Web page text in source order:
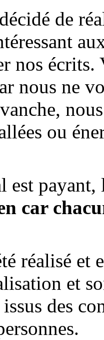
de
nos écrits.
nous ne
ou
est payant,
car
réalisé et
et
des